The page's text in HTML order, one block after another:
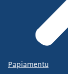
Papiamentu